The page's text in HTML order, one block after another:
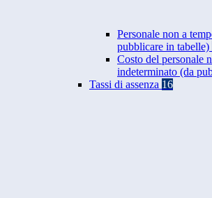
Personale non a
pubblicare in tabelle)
Costo del personale
indeterminato (da
Tassi di assenza 16